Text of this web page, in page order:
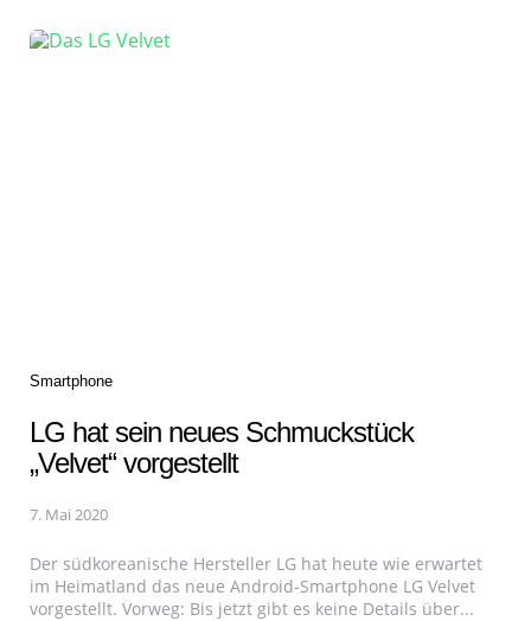
Categories
Smartphone
LG hat sein neues Schmuckstück
„Velvet“ vorgestellt
7. Mai 2020
Der südkoreanische Hersteller LG hat heute wie erwartet
im Heimatland das neue Android-Smartphone LG Velvet
vorgestellt. Vorweg: Bis jetzt gibt es keine Details über...